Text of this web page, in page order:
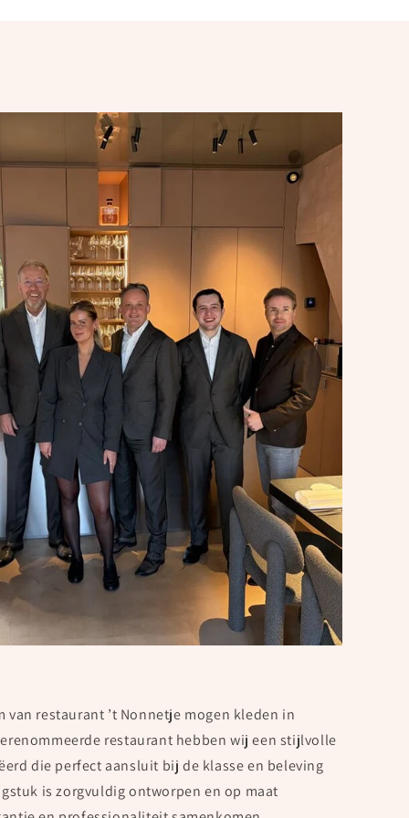
restaurant ’t Nonnetje mogen kleden in
restaurant hebben wij een stijlvolle
die perfect aansluit bij de klasse en beleving
is zorgvuldig ontworpen en op maat